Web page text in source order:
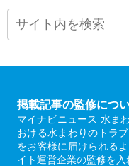
掲載記事の監修につ
マイナビニュース 水ま
おける水まわりのトラ
をお客様に届けられる
イト運営企業の監修を入